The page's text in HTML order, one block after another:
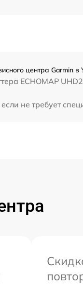
центра Garmin
ECHOMAP
не требует